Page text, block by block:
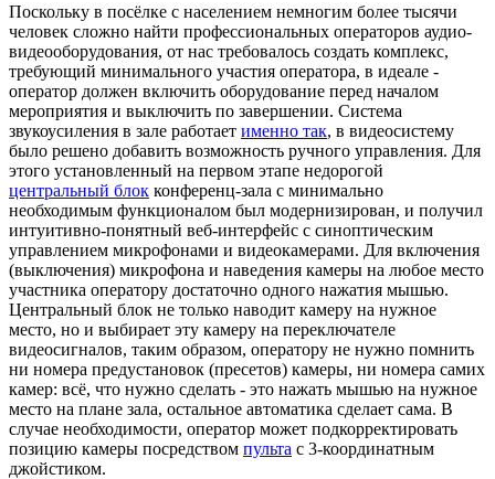
Поскольку в посёлке с населением немногим более тысячи
человек сложно найти профессиональных операторов аудио-
видеооборудования, от нас требовалось создать комплекс,
требующий минимального участия оператора, в идеале -
оператор должен включить оборудование перед началом
мероприятия и выключить по завершении. Система
звукоусиления в зале работает именно так, в видеосистему
было решено добавить возможность ручного управления. Для
этого установленный на первом этапе недорогой
центральный блок конференц-зала с минимально
необходимым функционалом был модернизирован, и получил
интуитивно-понятный веб-интерфейс с синоптическим
управлением микрофонами и видеокамерами. Для включения
(выключения) микрофона и наведения камеры на любое место
участника оператору достаточно одного нажатия мышью.
Центральный блок не только наводит камеру на нужное
место, но и выбирает эту камеру на переключателе
видеосигналов, таким образом, оператору не нужно помнить
ни номера предустановок (пресетов) камеры, ни номера самих
камер: всё, что нужно сделать - это нажать мышью на нужное
место на плане зала, остальное автоматика сделает сама. В
случае необходимости, оператор может подкорректировать
позицию камеры посредством пульта с 3-координатным
джойстиком.